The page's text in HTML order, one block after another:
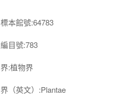
標本館號:64783
編目號:783
界:植物界
界（英文）:Plantae